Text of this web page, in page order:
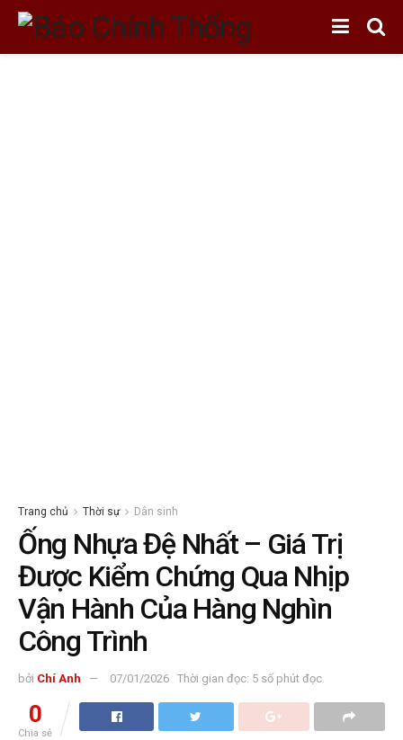
Trang chủ Thời sự Dân sinh
Ống Nhựa Đệ Nhất – Giá Trị
Được Kiểm Chứng Qua Nhịp
Vận Hành Của Hàng Nghìn
Công Trình
bởi Chí Anh 07/01/2026 Thời gian đọc: 5 số phút đọc
0
Chia sẻ